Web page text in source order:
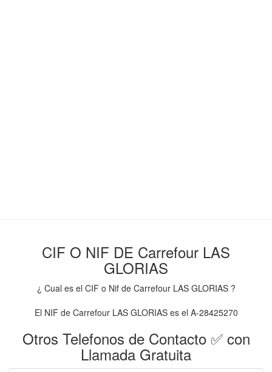
CIF O NIF DE Carrefour LAS
GLORIAS
¿ Cual es el CIF o Nif de Carrefour LAS GLORIAS ?
El NIF de Carrefour LAS GLORIAS es el A-28425270
Otros Telefonos de Contacto ✅ con
Llamada Gratuita